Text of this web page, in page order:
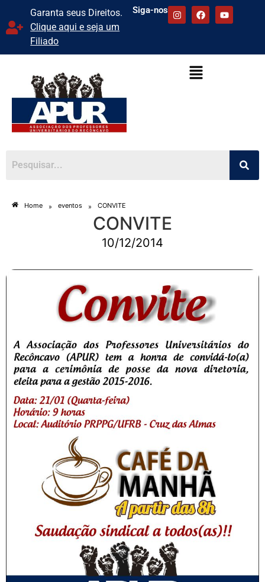
Garanta seus Direitos.
Clique aqui e seja um
Filiado
Siga-nos
Home » eventos » CONVITE
CONVITE
10/12/2014